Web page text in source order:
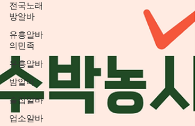
전국노래
방알바
유흥알바
의민족
유흥알바
밤알바
술집알바
업소알바